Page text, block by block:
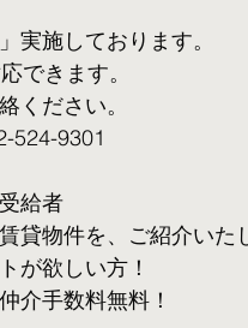
実施しております。
できます。
ください。
524-9301
給者
貸物件を、ご紹介いた
が欲しい方！
介手数料無料！